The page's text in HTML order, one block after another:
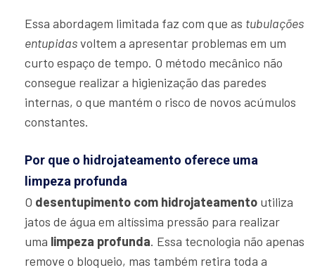
Essa abordagem limitada faz com que as tubulações
entupidasvoltem a apresentar problemas em um
curto espaço de tempo. O método mecânico não
consegue realizar a higienização das paredes
internas, o que mantém o risco de novos acúmulos
constantes.
Por que o hidrojateamento oferece uma
limpeza profunda
O desentupimento com hidrojateamento utiliza
jatos de água em altíssima pressão para realizar
uma limpeza profunda. Essa tecnologia não apenas
remove o bloqueio, mas também retira toda a